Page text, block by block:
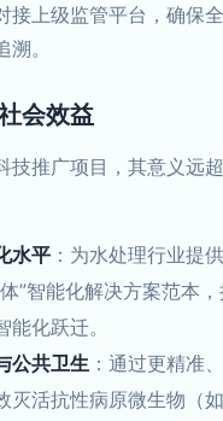
接上级监管平台，确保
。
会效益
技推广项目，其意义远
水平 ：为水处理行业提
”智能化解决方案范本
化跃迁。
公共卫生 ：通过更精准
灭活抗性病原微生物（